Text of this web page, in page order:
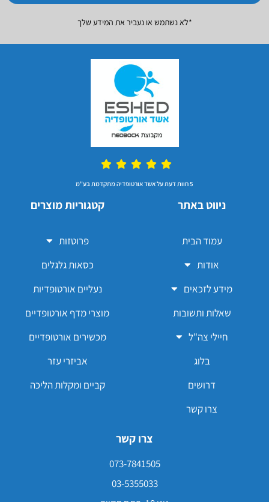
*לא נשתמש או נעביר את המידע שלך
5 חוות דעת על אשד אורטופדיה מתקדמת בע"מ
ניווט באתר
עמוד הבית
אודות
מידע לזכאים
שאלות ותשובות
חיילי צה"ל
בלוג
דרושים
צרו קשר
קטגוריות מוצרים
פרוטזות
כסאות גלגלים
נעליים אורטופדיות
מוצרי מדף אורטופדיים
מכשירים אורטופדיים
אביזרי עזר
קביים ומקלות הליכה
צרו קשר
073-7841505
03-5355033